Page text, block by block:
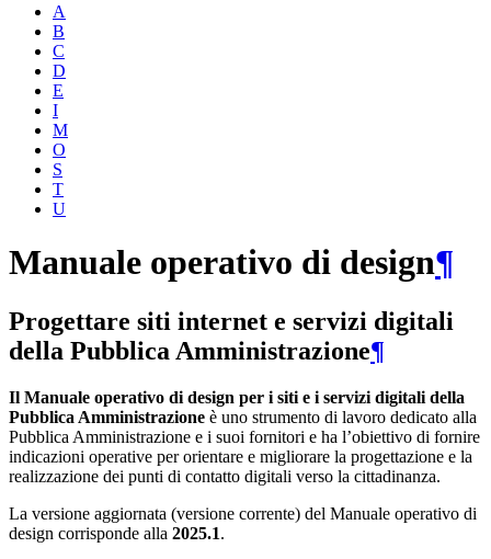
A
B
C
D
E
I
M
O
S
T
U
Manuale operativo di design¶
Progettare siti internet e servizi digitali
della Pubblica Amministrazione¶
Il Manuale operativo di design per i siti e i servizi digitali della
Pubblica Amministrazione è uno strumento di lavoro dedicato alla
Pubblica Amministrazione e i suoi fornitori e ha l’obiettivo di fornire
indicazioni operative per orientare e migliorare la progettazione e la
realizzazione dei punti di contatto digitali verso la cittadinanza.
La versione aggiornata (versione corrente) del Manuale operativo di
design corrisponde alla 2025.1.